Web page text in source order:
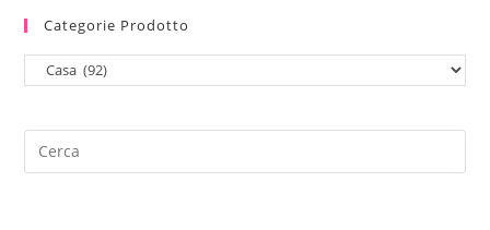
Categorie Prodotto